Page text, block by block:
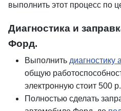
выполнить этот процесс по
Диагностика и
Форд.
Выполнить диагностику
общую
электронную стоит 500 р.
Полностью сделать